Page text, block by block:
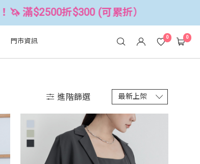
滿$2500折$300 (可累折）
門市資訊 0 0
進階篩選